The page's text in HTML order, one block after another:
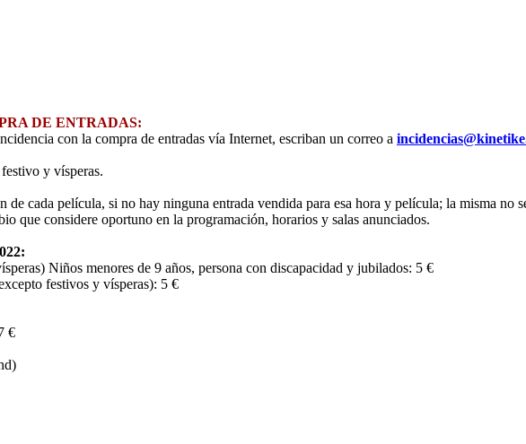
DE ENTRADAS:
con la compra de entradas vía Internet, escriban un correo a
y vísperas.
de cada película, si no hay ninguna entrada vendida para esa hora y película; la misma no
que considere oportuno en la programación, horarios y salas anunciados.
Niños menores de 9 años, persona con discapacidad y jubilados: 5 €
festivos y vísperas): 5 €
€